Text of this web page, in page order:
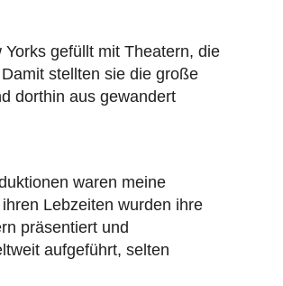
gefüllt mit Theatern, die
stellten sie die große
dorthin aus gewandert
waren meine
Lebzeiten wurden ihre
präsentiert und
aufgeführt, selten